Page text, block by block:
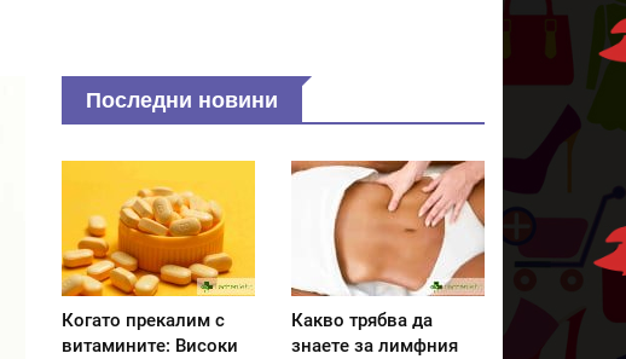
Последни новини
Когато прекалим с
витамините: Високи
Какво трябва да
знаете за лимфния